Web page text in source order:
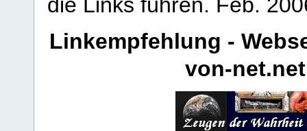
die Links führen. Feb.
Linkempfehlung -
von-net.net